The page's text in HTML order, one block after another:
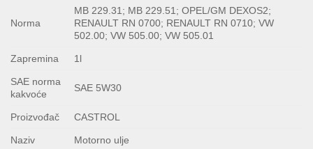
Norma
MB 229.31; MB 229.51; OPEL/GM DEXOS2;
RENAULT RN 0700; RENAULT RN 0710; VW
502.00; VW 505.00; VW 505.01
Zapremina 1l
SAE norma
kakvoće
SAE 5W30
Proizvođač CASTROL
Naziv Motorno ulje